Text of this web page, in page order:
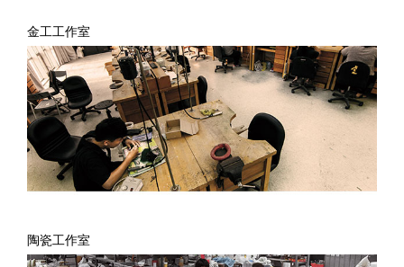
金工工作室
陶瓷工作室